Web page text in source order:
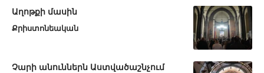
Աղոթքի մասին
Քրիստոնեական
Չարի անուններն Աստվածաշնչում